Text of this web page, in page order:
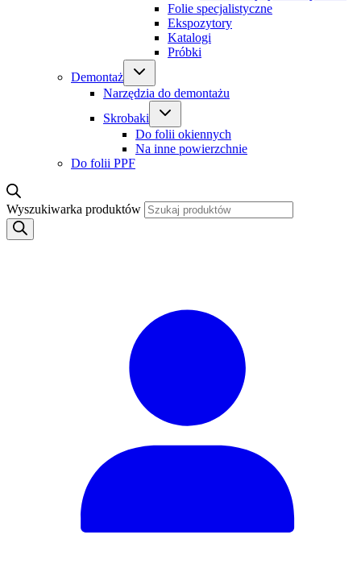
Folie specjalistyczne
Ekspozytory
Katalogi
Próbki
Demontaż
Narzędzia do demontażu
Skrobaki
Do folii okiennych
Na inne powierzchnie
Do folii PPF
Wyszukiwarka produktów